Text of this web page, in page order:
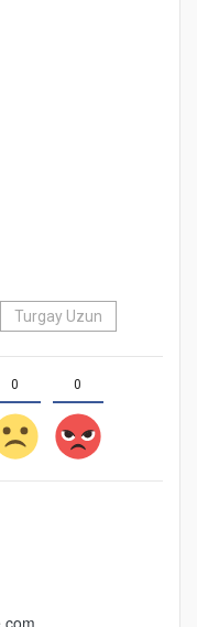
Turgay Uzun
0 0